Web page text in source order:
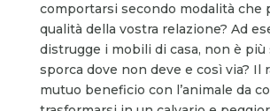
comportarsi secondo modalità che
qualità della vostra relazione? Ad
distrugge i mobili di casa, non è più
sporca dove non deve e così via? Il
mutuo beneficio con l’animale da